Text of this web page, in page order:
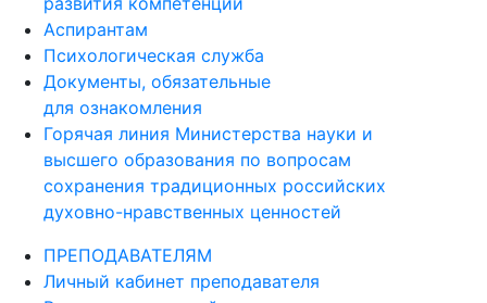
Аспирантам
Психологическая служба
Документы, обязательные
для ознакомления
Горячая линия Министерства науки и
высшего образования по вопросам
сохранения традиционных российских
духовно-нравственных ценностей
ПРЕПОДАВАТЕЛЯМ
Личный кабинет преподавателя